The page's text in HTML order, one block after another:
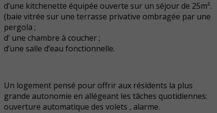
d’une kitchenette équipée ouverte sur un séjour de 25m².
(baie vitrée sur une terrasse privative ombragée par une
pergola ;
d’ une chambre à coucher ;
d’une salle d’eau fonctionnelle.
Un logement pensé pour offrir aux résidents la plus
grande autonomie en allégeant les tâches quotidiennes:
ouverture automatique des volets , alarme.